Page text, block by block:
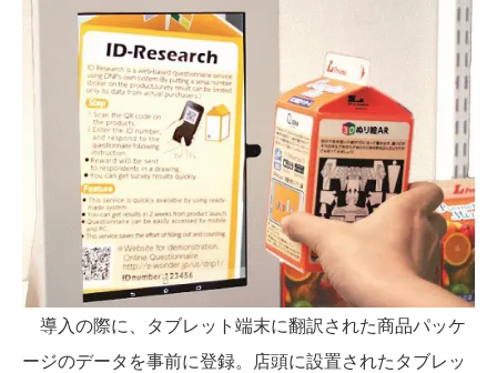
導入の際に、タブレット端末に翻訳された商品パッケ
ージのデータを事前に登録。店頭に設置されたタブレッ